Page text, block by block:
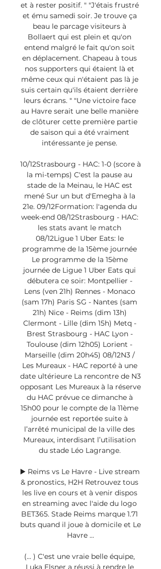
et à rester positif. " "J'étais frustré
et ému samedi soir. Je trouve ça
beau le parcage visiteurs à
Bollaert qui est plein et qu'on
entend malgré le fait qu'on soit
en déplacement. Chapeau à tous
nos supporters qui étaient là et
même ceux qui n'étaient pas là je
suis certain qu'ils étaient derrière
leurs écrans. " "Une victoire face
au Havre serait une belle manière
de clôturer cette première partie
de saison qui a été vraiment
intéressante je pense.
10/12Strasbourg - HAC: 1-0 (score à
la mi-temps) C'est la pause au
stade de la Meinau, le HAC est
mené Sur un but d'Emegha à la
21e. 09/12Formation: l'agenda du
week-end 08/12Strasbourg - HAC:
les stats avant le match
08/12Ligue 1 Uber Eats: le
programme de la 15ème journée
Le programme de la 15ème
journée de Ligue 1 Uber Eats qui
débutera ce soir: Montpellier -
Lens (ven 21h) Rennes - Monaco
(sam 17h) Paris SG - Nantes (sam
21h) Nice - Reims (dim 13h)
Clermont - Lille (dim 15h) Metq -
Brest Strasbourg - HAC Lyon -
Toulouse (dim 12h05) Lorient -
Marseille (dim 20h45) 08/12N3 /
Les Mureaux - HAC reporté à une
date ultérieure La rencontre de N3
opposant Les Mureaux à la réserve
du HAC prévue ce dimanche à
15h00 pour le compte de la 11ème
journée est reportée suite à
l’arrêté municipal de la ville des
Mureaux, interdisant l’utilisation
du stade Léo Lagrange.
▶️ Reims vs Le Havre - Live stream
& pronostics, H2H Retrouvez tous
les live en cours et à venir dispos
en streaming avec l'aide du logo
BET365. Stade Reims marque 1.71
buts quand il joue à domicile et Le
Havre ...
(... ) C'est une vraie belle équipe,
Luka Elsner a réussi à rendre le